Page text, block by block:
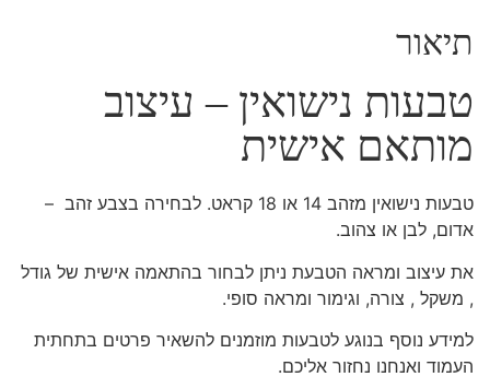
תיאור
טבעות נישואין – עיצוב
מותאם אישית
טבעות נישואין מזהב 14 או 18 קראט. לבחירה בצבע זהב –
אדום, לבן או צהוב.
את עיצוב ומראה הטבעת ניתן לבחור בהתאמה אישית של גודל
, משקל , צורה, וגימור ומראה סופי.
למידע נוסף בנוגע לטבעות מוזמנים להשאיר פרטים בתחתית
העמוד ואנחנו נחזור אליכם.